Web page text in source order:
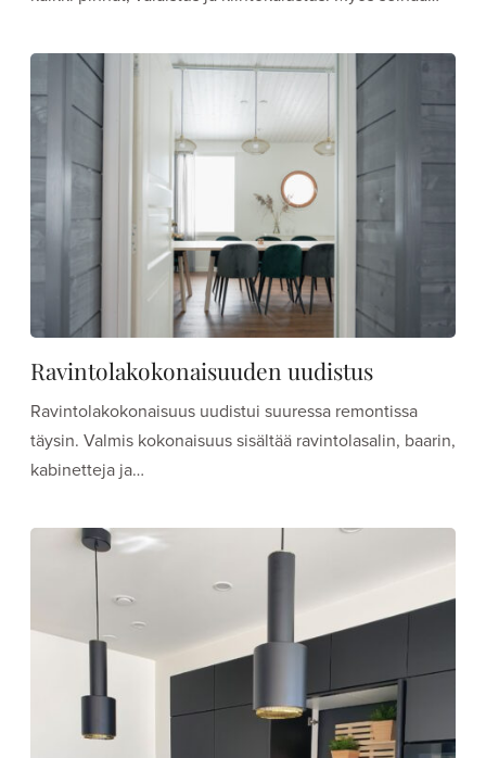
Ravintolakokonaisuuden uudistus
Ravintolakokonaisuus uudistui suuressa remontissa
täysin. Valmis kokonaisuus sisältää ravintolasalin, baarin,
kabinetteja ja…